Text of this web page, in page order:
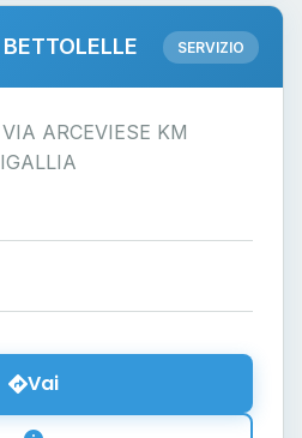
SERVIZIO
ARCEVIESE KM
Vai